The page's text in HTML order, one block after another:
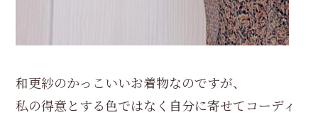
和更紗のかっこいいお着物なのですが、
私の得意とする色ではなく自分に寄せてコーディ